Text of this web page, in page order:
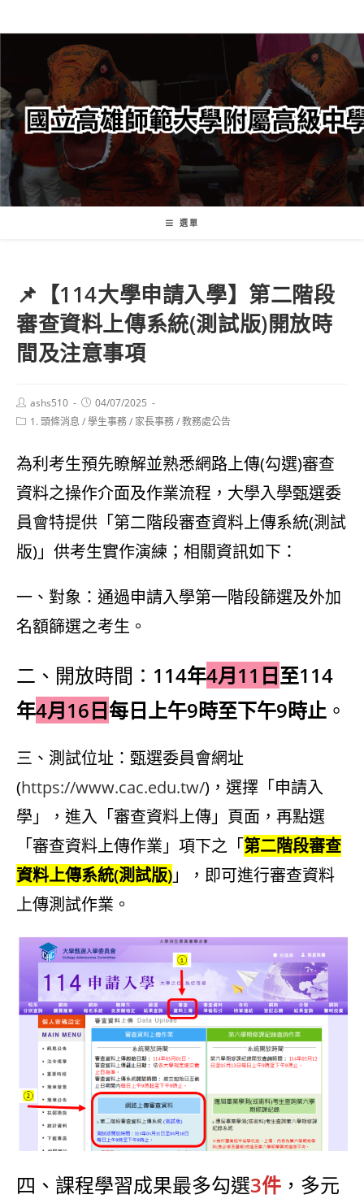
轉
要
內
容
選單
📌【114大學申請入學】第二階段
審查資料上傳系統(測試版)開放時
間及注意事項
Post
author:
ashs510
Post
published:
04/07/2025
Post1. 頭條消息 /學生事務/ 家長事務/教務處公告
為利考生預先瞭解並熟悉網路上傳(勾選)審查
資料之操作介面及作業流程，大學入學甄選委
員會特提供「第二階段審查資料上傳系統(測試
版)」供考生實作演練；相關資訊如下：
一、對象：通過申請入學第一階段篩選及外加
名額篩選之考生。
二、開放時間： 114年4月11日至114
年4月16日每日上午9時至下午9時止 。
三、測試位址：甄選委員會網址
(https://www.cac.edu.tw/)，選擇「申請入
學」，進入「審查資料上傳」頁面，再點選
「審查資料上傳作業」項下之「第二階段審查
資料上傳系統(測試版)」，即可進行審查資料
上傳測試作業。
四、課程學習成果最多勾選3件 ，多元